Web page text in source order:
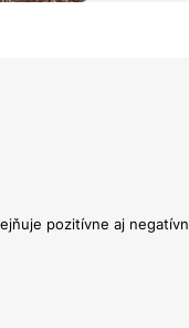
pozitívne aj